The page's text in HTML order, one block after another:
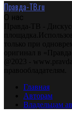
Правда-ТВ.ru
О нас
Правда-ТВ -
только при
оригинал в
@2023 -
правообладателям.
Главная
Авторам
Владельцам